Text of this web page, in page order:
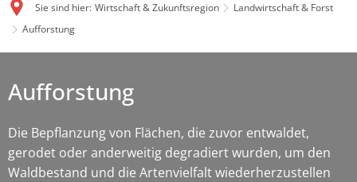
Sie sind hier: Wirtschaft & Zukunftsregion
Landwirtschaft & Forst
Aufforstung
Aufforstung
Die Bepflanzung von Flächen, die zuvor entwaldet,
gerodet oder anderweitig degradiert wurden, um den
Waldbestand und die Artenvielfalt wiederherzustellen